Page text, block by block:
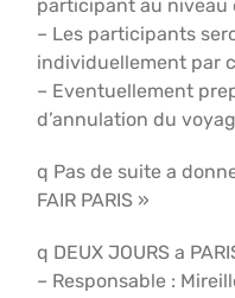
participant au niveau
– Les participants
individuellement par
– Eventuellement
d’annulation du
q Pas de suite a
FAIR PARIS »
q DEUX JOURS a
– Responsable :